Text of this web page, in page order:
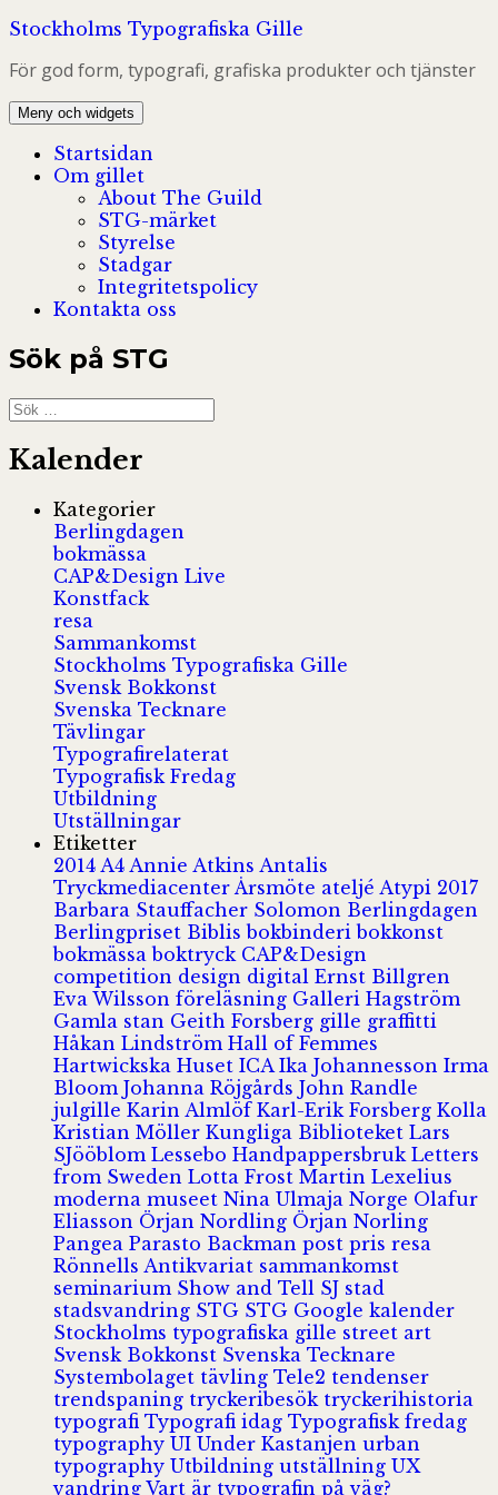
Hoppa
innehåll
Stockholms Typografiska Gille
För god form, typografi, grafiska produkter och tjänster
Meny och widgets
Startsidan
Om gillet
About The Guild
STG-märket
Styrelse
Stadgar
Integritetspolicy
Kontakta oss
Sök på STG
Sök
efter:
Kalender
Kategorier
Berlingdagen
bokmässa
CAP&Design Live
Konstfack
resa
Sammankomst
Stockholms Typografiska Gille
Svensk Bokkonst
Svenska Tecknare
Tävlingar
Typografirelaterat
Typografisk Fredag
Utbildning
Utställningar
Etiketter
2014 A4 Annie Atkins Antalis
Tryckmediacenter Årsmöte ateljé Atypi 2017
Barbara Stauffacher Solomon Berlingdagen
Berlingpriset Biblisbokbinderibokkonst
bokmässaboktryck CAP&Design
competition design digital Ernst Billgren
Eva Wilsson föreläsning Galleri Hagström
Gamla stan Geith Forsberg gille graffitti
Håkan Lindström Hall of Femmes
Hartwickska Huset ICA Ika Johannesson Irma
Bloom Johanna Röjgårds John Randle
julgille Karin Almlöf Karl-Erik Forsberg Kolla
Kristian Möller Kungliga Biblioteket Lars
SJööblom Lessebo Handpappersbruk Letters
from Sweden Lotta Frost Martin Lexelius
moderna museet Nina Ulmaja Norge Olafur
Eliasson Örjan Nordling Örjan Norling
Pangea Parasto Backman post pris resa
Rönnells Antikvariat sammankomst
seminarium Show and Tell SJ stad
stadsvandring STG STG Google kalender
Stockholms typografiska gille street art
Svensk Bokkonst Svenska Tecknare
Systembolaget tävling Tele2 tendenser
trendspaning tryckeribesök tryckerihistoria
typografi Typografi idag Typografisk fredag
typography UI Under Kastanjen urban
typography Utbildning utställning UX
vandring Vart är typografin på väg?